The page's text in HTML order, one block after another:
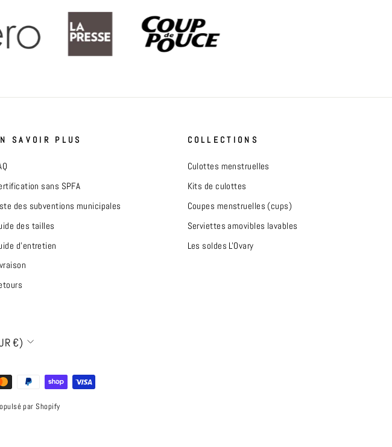
SAVOIR PLUS
sans SPFA
des subventions municipales
des tailles
d'entretien
COLLECTIONS
Culottes menstruelles
Kits de culottes
Coupes menstruelles (cups)
Serviettes amovibles lavables
Les soldes L'Ovary
€)
par Shopify